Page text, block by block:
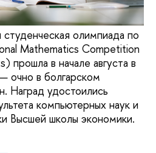
олимпиада по
Mathematics Competition
прошла в начале августа в
очно в болгарском
Наград удостоились
компьютерных наук и
Высшей школы экономики.